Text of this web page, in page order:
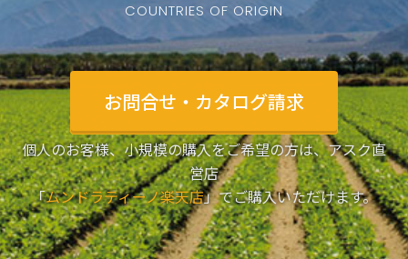
COUNTRIES OF ORIGIN
お問合せ・カタログ請求
個人のお客様、小規模の購入をご希望の方は、アスク直
営店
「ムンドラティーノ楽天店」でご購入いただけます。